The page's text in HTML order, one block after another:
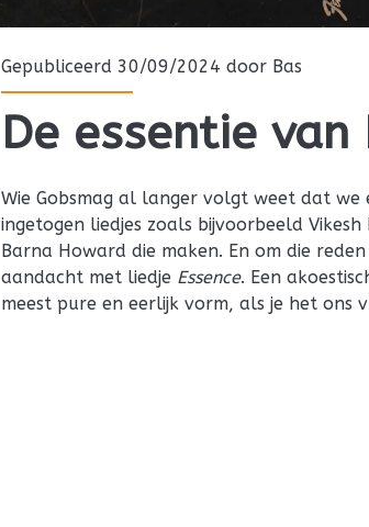
Gepubliceerd 30/09/2024 door Bas
De essentie
Wie Gobsmag al langer volgt weet dat we
ingetogen liedjes zoals bijvoorbeeld
Barna Howard die maken. En om die
aandacht met liedje Essence. Een
meest pure en eerlijk vorm, als je het ons